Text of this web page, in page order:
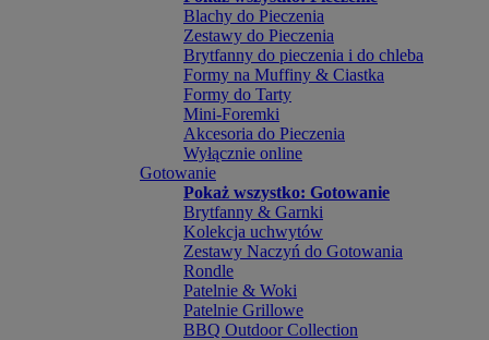
Blachy do Pieczenia
Zestawy do Pieczenia
Brytfanny do pieczenia i do chleba
Formy na Muffiny & Ciastka
Formy do Tarty
Mini-Foremki
Akcesoria do Pieczenia
Wyłącznie online
Gotowanie
Pokaż wszystko: Gotowanie
Brytfanny & Garnki
Kolekcja uchwytów
Zestawy Naczyń do Gotowania
Rondle
Patelnie & Woki
Patelnie Grillowe
BBQ Outdoor Collection